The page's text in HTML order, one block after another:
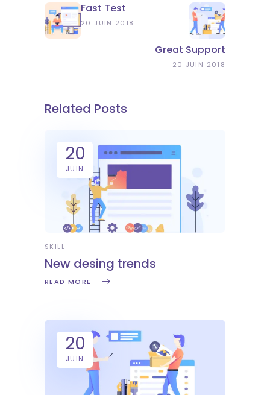
Fast Test
20 JUIN 2018
Great Support
20 JUIN 2018
Related Posts
20
JUIN
SKILL
New desing trends
READ MORE
20
JUIN